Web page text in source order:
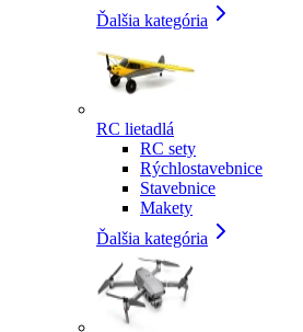
Ďalšia kategória
RC lietadlá
RC sety
Rýchlostavebnice
Stavebnice
Makety
Ďalšia kategória